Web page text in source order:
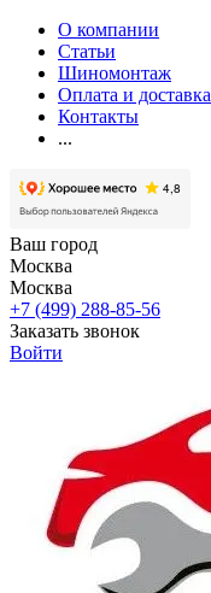
О компании
Статьи
Шиномонтаж
Оплата и доставка
Контакты
...
Ваш город
Москва
Москва
+7 (499) 288-85-56
Заказать звонок
Войти